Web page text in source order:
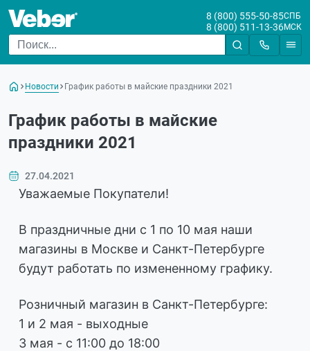
8 (800) 555-50-85СПБ
8 (800) 511-13-36МСК
Новости График работы в майские праздники 2021
График работы в майские
праздники 2021
27.04.2021
Уважаемые Покупатели!
В праздничные дни с 1 по 10 мая наши
магазины в Москве и Санкт-Петербурге
будут работать по измененному графику.
Розничный магазин в Санкт-Петербурге:
1 и 2 мая - выходные
3 мая - с 11:00 до 18:00